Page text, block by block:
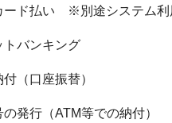
ド払い ※別途システム利
バンキング
（口座振替）
発行（ATM等での納付）